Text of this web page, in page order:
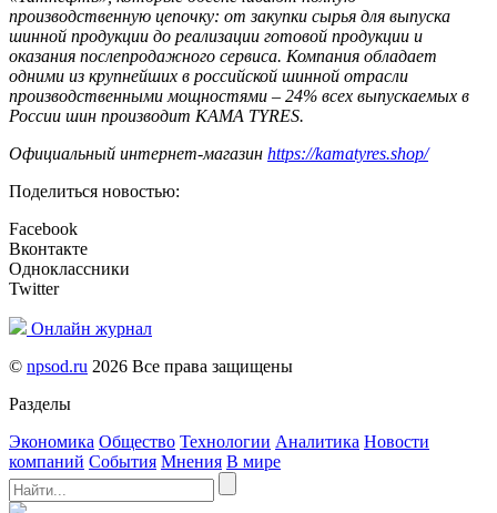
производственную цепочку: от закупки сырья для выпуска
шинной продукции до реализации готовой продукции и
оказания послепродажного сервиса. Компания обладает
одними из крупнейших в российской шинной отрасли
производственными мощностями – 24% всех выпускаемых в
России шин производит KAMA TYRES.
Официальный интернет-магазин https://kamatyres.shop/
Поделиться новостью:
Facebook
Вконтакте
Одноклассники
Twitter
Онлайн журнал
© npsod.ru 2026 Все права защищены
Разделы
Экономика Общество Технологии Аналитика Новости
компаний События Мнения В мире